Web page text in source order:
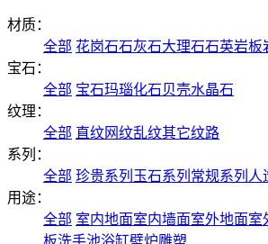
材质：
全部 花岗石石灰石大理石石英岩板
宝石：
全部 宝石玛瑙化石贝壳水晶石
纹理：
全部 直纹网纹乱纹其它纹路
系列：
全部 珍贵系列 玉石系列 常规系列 人
用途：
全部 室内地面室内墙面室外地面室